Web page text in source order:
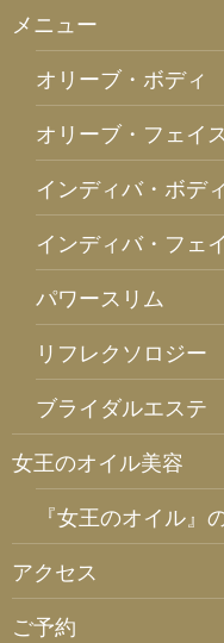
メニュー
オリーブ・ボディ
オリーブ・フェイス
インディバ・ボディ
インディバ・フェ
パワースリム
リフレクソロジー
ブライダルエステ
女王のオイル美容
『女王のオイル』
アクセス
ご予約